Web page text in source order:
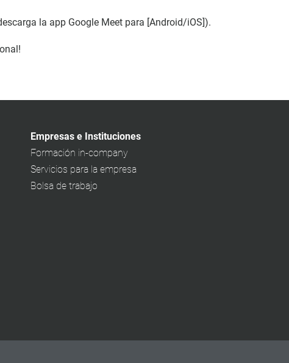
la app Google Meet para [Android/iOS]).
Empresas e Instituciones
Formación in-company
Servicios para la empresa
Bolsa de trabajo